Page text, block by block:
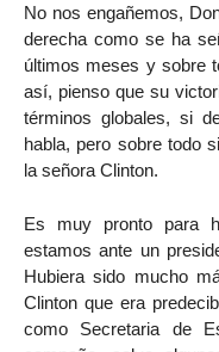
No nos engañemos,
derecha como se ha
últimos meses y sobre
así, pienso que su
términos globales, si
habla, pero sobre todo
la señora Clinton.
Es muy pronto para
estamos ante un
Hubiera sido mucho
Clinton que era
como Secretaria de